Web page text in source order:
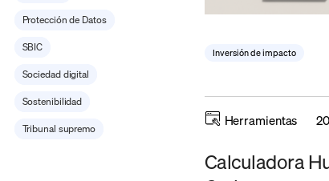
Protección de Datos
SBIC
Sociedad digital
Sostenibilidad
Tribunal supremo
Inversión de impacto
Herramientas
Calculadora